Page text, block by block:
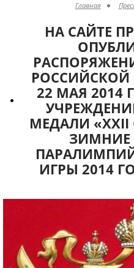
Главная
НА САЙТЕ
РОССИЙСКОЙ
22 МАЯ 2014
МЕДАЛИ
ЗИМНИЕ
ИГРЫ 2014